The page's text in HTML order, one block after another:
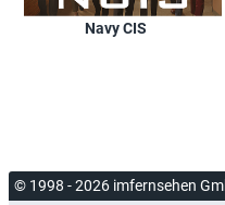
Navy CIS
© 1998 - 2026 imfernsehen